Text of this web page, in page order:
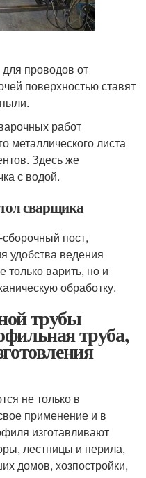
проводов от
поверхностью ставят
работ
металлического листа
Здесь же
с водой.
сварщика
пост,
удобства ведения
только варить, но и
обработку.
трубы
труба,
не только в
применение и в
изготавливают
лестницы и перила,
домов, хозпостройки,